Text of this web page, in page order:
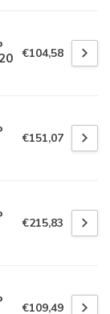
€104,58
€151,07
€215,83
€109,49